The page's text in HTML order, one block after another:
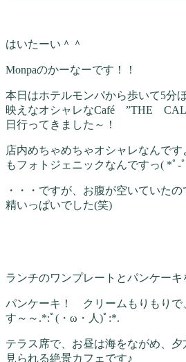
はいたーい＾＾
Monpaのかーなーです！！
本日はホテルモンパから歩いて5分
映えなオシャレなCafé ”THE
日行ってきました～！
店内めちゃめちゃオシャレなんで
もフォトジェニックなんですっ( *ﾟ-ﾟ
・・・ですが、お腹が空いていた
精いっぱいでした(笑)
ランチのワンプレートとパンケーキ
パンケーキ！ クリームもりもりで
す～～.*:ﾟ(・ω・人)ﾟ:*.
テラス席で、お昼は海をながめ、
見られる絶景カフェです♪